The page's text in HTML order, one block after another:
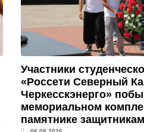
Участники
«Россети Северный
Черкесскэнерго»
мемориальном
памятнике